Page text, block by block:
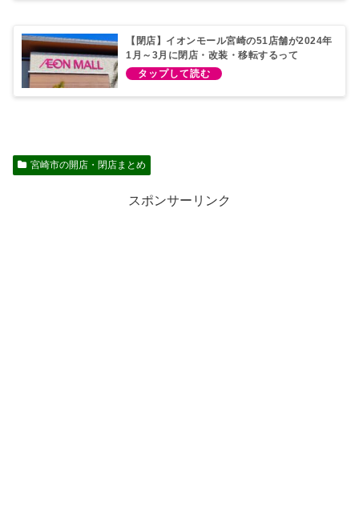
【閉店】イオンモール宮崎の51店舗が2024年
1月～3月に閉店・改装・移転するって
宮崎市の開店・閉店まとめ
スポンサーリンク